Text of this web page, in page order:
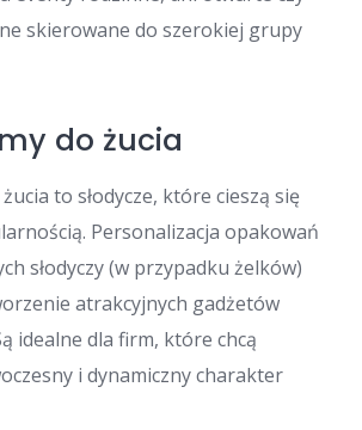
skierowane do szerokiej grupy
do żucia
to słodycze, które cieszą się
Personalizacja opakowań
słodyczy (w przypadku żelków)
atrakcyjnych gadżetów
idealne dla firm, które chcą
i dynamiczny charakter